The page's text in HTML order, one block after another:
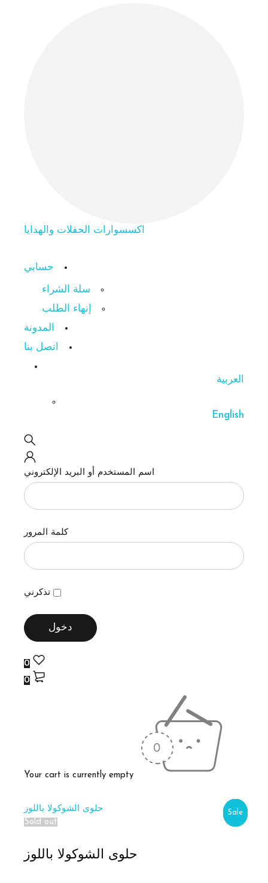
اكسسوارات الحفلات والهدايا
حسابي
سلة الشراء
إنهاء الطلب
المدونة
اتصل بنا
العربية
English
اسم المستخدم أو البريد الإلكتروني
كلمة المرور
تذكرني
0
0
Your cart is currently empty
Sold out
حلوى الشوكولا باللوز
Sale
Sale
Sale
Sale
Sale
Sale
Sale
Sale